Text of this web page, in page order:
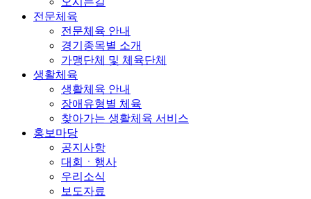
전문체육
전문체육 안내
경기종목별 소개
가맹단체 및 체육단체
생활체육
생활체육 안내
장애유형별 체육
찾아가는 생활체육 서비스
홍보마당
공지사항
대회ㆍ행사
우리소식
보도자료